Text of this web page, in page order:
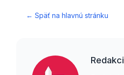
← Späť na hlavnú stránku